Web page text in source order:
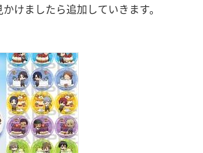
けましたら追加していきます。